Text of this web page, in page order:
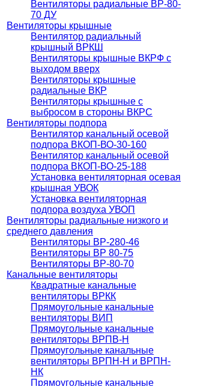
Вентиляторы радиальные ВР-80-
70 ДУ
Вентиляторы крышные
Вентилятор радиальный
крышный ВРКШ
Вентиляторы крышные ВКРФ с
выходом вверх
Вентиляторы крышные
радиальные ВКР
Вентиляторы крышные с
выбросом в стороны ВКРС
Вентиляторы подпора
Вентилятор канальный осевой
подпора ВКОП-ВО-30-160
Вентилятор канальный осевой
подпора ВКОП-ВО-25-188
Установка вентиляторная осевая
крышная УВОК
Установка вентиляторная
подпора воздуха УВОП
Вентиляторы радиальные низкого и
среднего давления
Вентиляторы ВР-280-46
Вентиляторы ВР 80-75
Вентиляторы ВР-80-70
Канальные вентиляторы
Квадратные канальные
вентиляторы ВРКК
Прямоугольные канальные
вентиляторы ВИП
Прямоугольные канальные
вентиляторы ВРПВ-Н
Прямоугольные канальные
вентиляторы ВРПН-Н и ВРПН-
НК
Прямоугольные канальные